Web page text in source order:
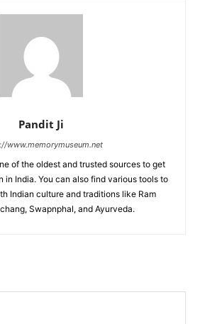
Pandit Ji
www.memorymuseum.net
of the oldest and trusted sources to get
in India. You can also find various tools to
Indian culture and traditions like Ram
Swapnphal, and Ayurveda.